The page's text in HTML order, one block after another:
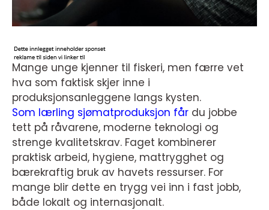
Mange unge kjenner til fiskeri, men færre vet
hva som faktisk skjer inne i
produksjonsanleggene langs kysten.
Som lærling sjømatproduksjon får du jobbe
tett på råvarene, moderne teknologi og
strenge kvalitetskrav. Faget kombinerer
praktisk arbeid, hygiene, mattrygghet og
bærekraftig bruk av havets ressurser. For
mange blir dette en trygg vei inn i fast jobb,
både lokalt og internasjonalt.